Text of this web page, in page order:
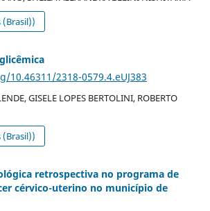
(Brasil))
10.46311/2318-0579.4.eUJ383
GISELE LOPES BERTOLINI, ROBERTO
(Brasil))
retrospectiva no programa de
cérvico-uterino no município de